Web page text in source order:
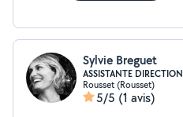
Sylvie Breguet
ASSISTANTE DIRECTION
Rousset (Rousset)
5/5 (1 avis)